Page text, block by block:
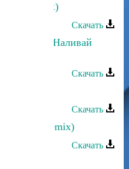
(remix)
Скачать
- Наливай
Скачать
Скачать
(remix)
Скачать